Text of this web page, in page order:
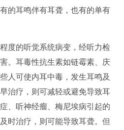
的耳鸣伴有耳聋，也有的单有
的听觉系统病变，经听力检
。耳毒性抗生素如链霉素、庆
人可使内耳中毒，发生耳鸣及
治疗，则可减轻或避免导致耳
、听神经瘤、梅尼埃病引起的
时治疗，则可能导致耳聋。但